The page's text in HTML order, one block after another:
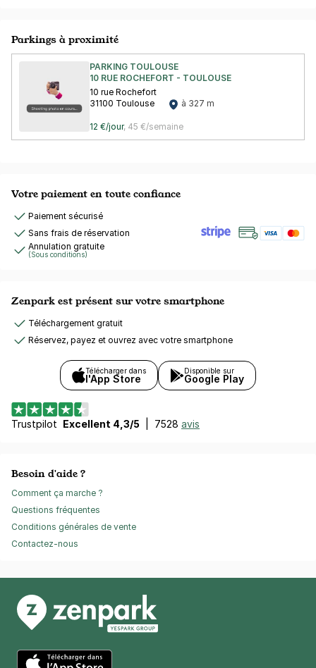
Parkings à proximité
PARKING TOULOUSE
10 RUE ROCHEFORT - TOULOUSE
10 rue Rochefort
31100 Toulouse
à 327 m
12 €/jour, 45 €/semaine
Votre paiement en toute confiance
Paiement sécurisé
Sans frais de réservation
Annulation gratuite
(Sous conditions)
Zenpark est présent sur votre smartphone
Téléchargement gratuit
Réservez, payez et ouvrez avec votre smartphone
Télécharger dans
l'App Store
Disponible sur
Google Play
Trustpilot Excellent 4,3/5 7528 avis
Besoin d'aide ?
Comment ça marche ?
Questions fréquentes
Conditions générales de vente
Contactez-nous